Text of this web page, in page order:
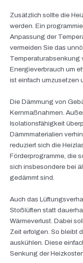
Zusätzlich sollte die
werden. Ein
Anpassung der
vermeiden Sie das
Temperaturabsenkung
Energieverbrauch um
ist einfach umzusetzen
Die Dämmung von
Kernmaßnahmen.
Isolationsfähigkeit
Dämmmaterialien
reduziert sich die
Förderprogramme, die
sich insbesondere bei
gedämmt sind.
Auch das
Stoßlüften statt
Wärmeverlust. Dabei
Zeit erfolgen. So bleibt
auskühlen. Diese
Senkung der